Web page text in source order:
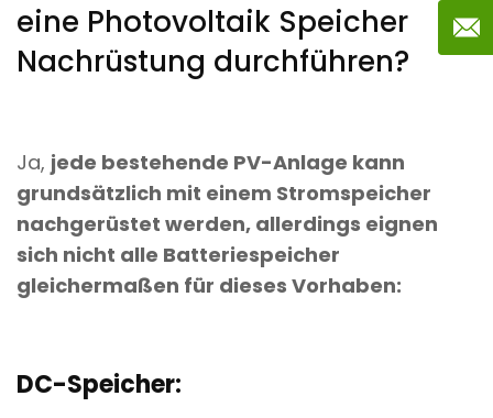
eine Photovoltaik Speicher
Nachrüstung durchführen?
Ja, jede bestehende PV-Anlage kann
grundsätzlich mit einem Stromspeicher
nachgerüstet werden, allerdings eignen
sich nicht alle Batteriespeicher
gleichermaßen für dieses Vorhaben:
DC-Speicher: